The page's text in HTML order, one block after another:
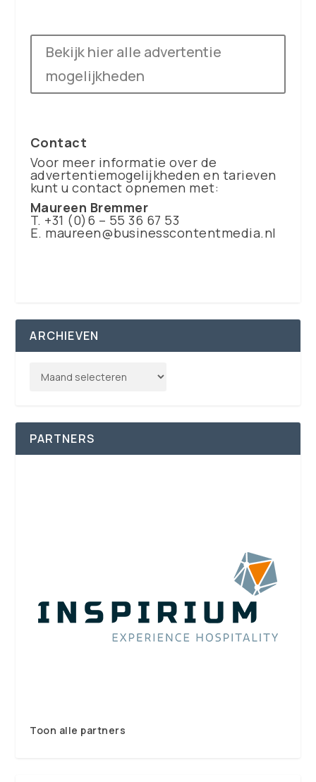
Bekijk hier alle advertentie
mogelijkheden
Contact
Voor meer informatie over de
advertentiemogelijkheden en tarieven
kunt u contact opnemen met:
Maureen Bremmer
T. +31 (0)6 – 55 36 67 53
E. maureen@businesscontentmedia.nl
ARCHIEVEN
PARTNERS
Toon alle partners